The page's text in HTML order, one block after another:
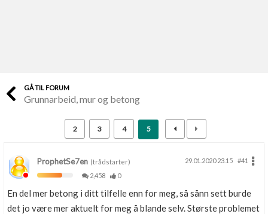
Finn håndverkere
Skaff dokumentasjon som mangler
Kundeservice
Få svar på det du lurer på
GÅ TIL FORUM
Grunnarbeid, mur og betong
2 3 4 5
ProphetSe7en (trådstarter) 29.01.2020 23.15
#41
2,458
0
En del mer betong i ditt tilfelle enn for meg, så sånn sett burde
det jo være mer aktuelt for meg å blande selv. Største problemet